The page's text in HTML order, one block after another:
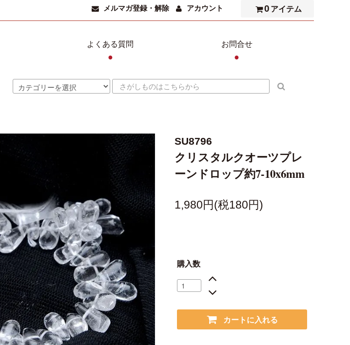
メルマガ登録・解除 アカウント 0 アイテム
よくある質問
●
お問合せ
●
SU8796
クリスタルクオーツプレ
ーンドロップ約7-10x6mm
1,980円(税180円)
購入数
カートに入れる